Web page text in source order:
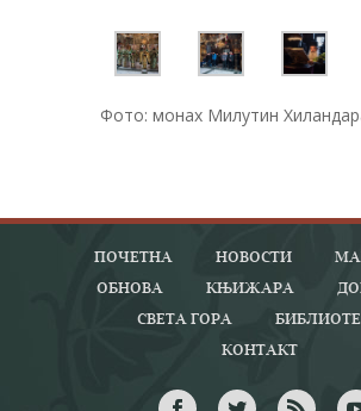
Фото: монах Милутин
ПОЧЕТНА НОВОСТИ
ОБНОВА
КЊИЖАРА
СВЕТА ГОРА
КОНТАКТ